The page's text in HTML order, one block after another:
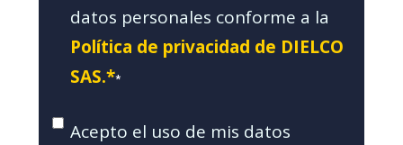
datos personales conforme a la
Política de privacidad de DIELCO
SAS.**
Acepto el uso de mis datos